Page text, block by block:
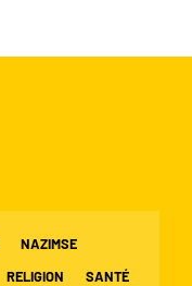
NAZIMSE
RELIGION
SANTÉ